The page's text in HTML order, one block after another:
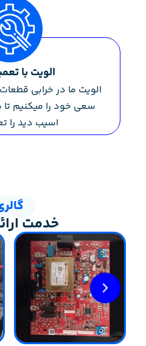
الویت با
الویت ما در خرابی
سعی خود را میکنیم تا
اسیب دید را
خدمت